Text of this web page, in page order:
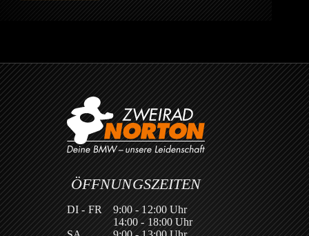
Werkzeugbox
ÖFFNUNGSZEITEN
DI - FR
9:00 - 12:00 Uhr
14:00 - 18:00 Uhr